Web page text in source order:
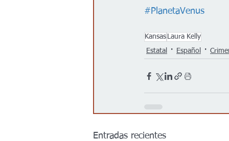
#PlanetaVenus
Kansas Laura Kelly
Estatal
Español
Entradas recientes